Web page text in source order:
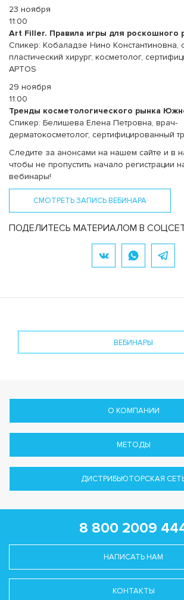
23 ноября
11:00
Art Filler. Правила игры для роскошного
Спикер: Кобаладзе Нино Константиновна,
пластический хирург, косметолог,
APTOS
29 ноября
11:00
Тренды косметологического рынка
Спикер: Белишева Елена Петровна, врач-
дерматокосметолог, сертифицированный
Следите за анонсами на нашем сайте и в
чтобы не пропустить начало регистрации
вебинары!
СМОТРЕТЬ ЗАПИСЬ ВЕБИНАРА
ПОДЕЛИТЕСЬ МАТЕРИАЛОМ В
ВЕБИНАРЫ
О КОМПАНИИ
МЕТОДЫ
ДИСТРИБЬЮТОРСКАЯ
8 800 2009
НАПИСАТЬ НАМ
КОНТАКТЫ